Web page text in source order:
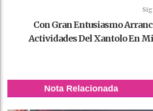
Con Gran Entusiasmo
Actividades Del Xantolo En
Nota Relacionada